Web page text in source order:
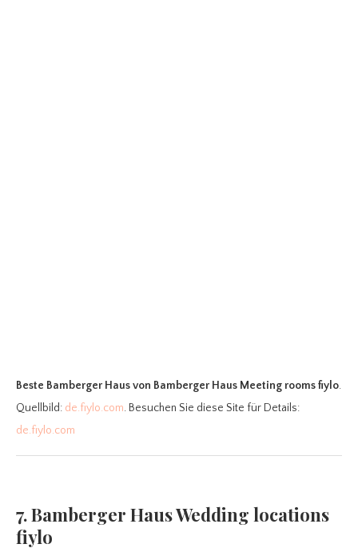
Beste Bamberger Hausvon Bamberger Haus Meeting rooms fiylo.
Quellbild: de.fiylo.com. Besuchen Sie diese Site für Details:
de.fiylo.com
7. Bamberger Haus Wedding locations
fiylo